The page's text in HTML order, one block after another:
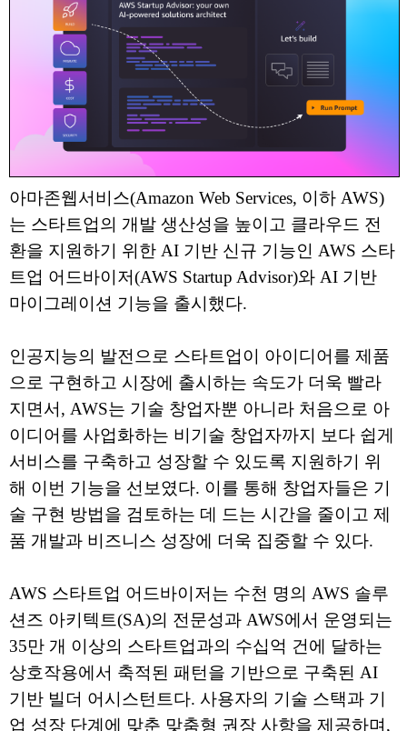
아마존웹서비스(Amazon Web Services, 이하 AWS)
는 스타트업의 개발 생산성을 높이고 클라우드 전
환을 지원하기 위한 AI 기반 신규 기능인 AWS 스타
트업 어드바이저(AWS Startup Advisor)와 AI 기반
마이그레이션 기능을 출시했다.
인공지능의 발전으로 스타트업이 아이디어를 제품
으로 구현하고 시장에 출시하는 속도가 더욱 빨라
지면서, AWS는 기술 창업자뿐 아니라 처음으로 아
이디어를 사업화하는 비기술 창업자까지 보다 쉽게
서비스를 구축하고 성장할 수 있도록 지원하기 위
해 이번 기능을 선보였다. 이를 통해 창업자들은 기
술 구현 방법을 검토하는 데 드는 시간을 줄이고 제
품 개발과 비즈니스 성장에 더욱 집중할 수 있다.
AWS 스타트업 어드바이저는 수천 명의 AWS 솔루
션즈 아키텍트(SA)의 전문성과 AWS에서 운영되는
35만 개 이상의 스타트업과의 수십억 건에 달하는
상호작용에서 축적된 패턴을 기반으로 구축된 AI
기반 빌더 어시스턴트다. 사용자의 기술 스택과 기
업 성장 단계에 맞춘 맞춤형 권장 사항을 제공하며,